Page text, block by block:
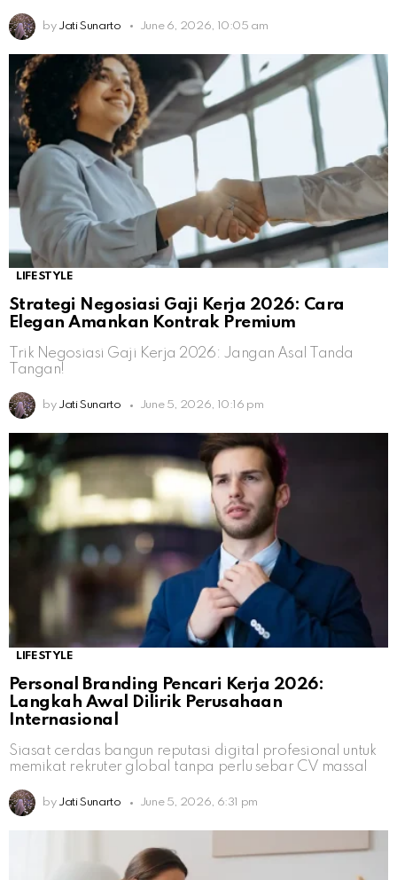
by Jati Sunarto June 6, 2026, 10:05 am
LIFESTYLE
Strategi Negosiasi Gaji Kerja 2026: Cara
Elegan Amankan Kontrak Premium
Trik Negosiasi Gaji Kerja 2026: Jangan Asal Tanda
Tangan!
by Jati Sunarto June 5, 2026, 10:16 pm
LIFESTYLE
Personal Branding Pencari Kerja 2026:
Langkah Awal Dilirik Perusahaan
Internasional
Siasat cerdas bangun reputasi digital profesional untuk
memikat rekruter global tanpa perlu sebar CV massal
by Jati Sunarto June 5, 2026, 6:31 pm